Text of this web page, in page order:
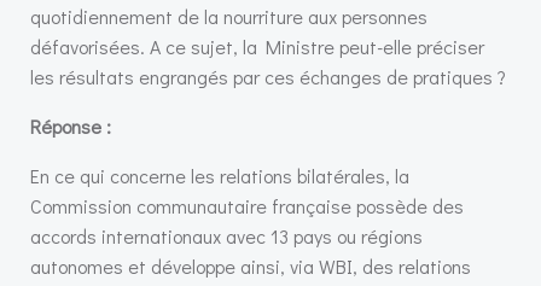
quotidiennement de la nourriture aux personnes
défavorisées. A ce sujet, la Ministre peut-elle préciser
les résultats engrangés par ces échanges de pratiques ?
Réponse :
En ce qui concerne les relations bilatérales, la
Commission communautaire française possède des
accords internationaux avec 13 pays ou régions
autonomes et développe ainsi, via WBI, des relations